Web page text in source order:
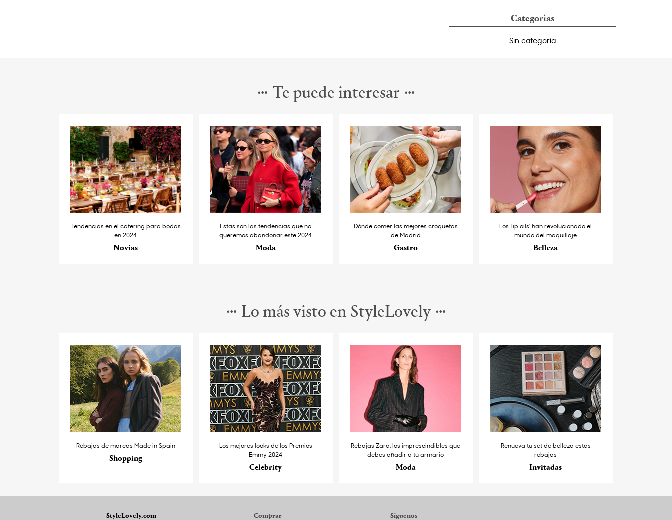
Categorías
Sin categoría
Te puede interesar
Tendencias en el catering para bodas
en 2024
Novias
Estas son las tendencias que no
queremos abandonar este 2024
Moda
Dónde comer las mejores croquetas
de Madrid
Gastro
Los ‘lip oils’ han revolucionado el
mundo del maquillaje
Belleza
Lo más visto en StyleLovely
Rebajas de marcas Made in Spain
Shopping
Los mejores looks de los Premios
Emmy 2024
Celebrity
Rebajas Zara: los imprescindibles que
debes añadir a tu armario
Moda
Renueva tu set de belleza estas
rebajas
Invitadas
StyleLovely.com Comprar Síguenos